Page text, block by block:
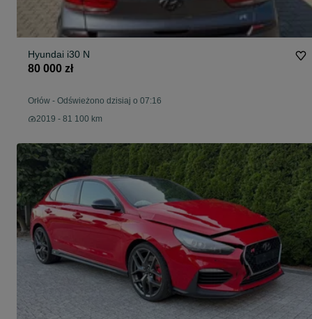
Hyundai i30 N
80 000 zł
Orłów - Odświeżono dzisiaj o 07:16
2019 - 81 100 km